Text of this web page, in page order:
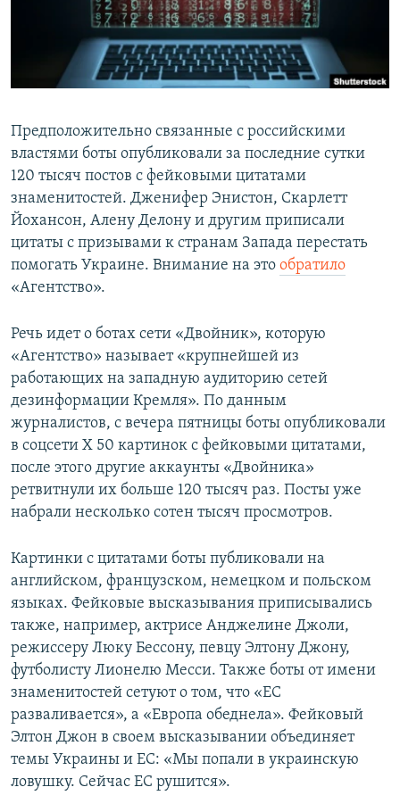
ЧИТАЕМ ПРЕССУ
АРХИВ РАДИОПРОГРАММЫ
Все сайты РСЕ/РС
Предположительно связанные с российскими
властями боты опубликовали за последние сутки
120 тысяч постов с фейковыми цитатами
знаменитостей. Дженифер Энистон, Скарлетт
Йохансон, Алену Делону и другим приписали
цитаты с призывами к странам Запада перестать
помогать Украине. Внимание на это обратило
«Агентство».
Речь идет о ботах сети «Двойник», которую
«Агентство» называет «крупнейшей из
работающих на западную аудиторию сетей
дезинформации Кремля». По данным
журналистов, с вечера пятницы боты опубликовали
в соцсети X 50 картинок с фейковыми цитатами,
после этого другие аккаунты «Двойника»
ретвитнули их больше 120 тысяч раз. Посты уже
набрали несколько сотен тысяч просмотров.
Картинки с цитатами боты публиковали на
английском, французском, немецком и польском
языках. Фейковые высказывания приписывались
также, например, актрисе Анджелине Джоли,
режиссеру Люку Бессону, певцу Элтону Джону,
футболисту Лионелю Месси. Также боты от имени
знаменитостей сетуют о том, что «ЕС
разваливается», а «Европа обеднела». Фейковый
Элтон Джон в своем высказывании объединяет
темы Украины и ЕС: «Мы попали в украинскую
ловушку. Сейчас ЕС рушится».